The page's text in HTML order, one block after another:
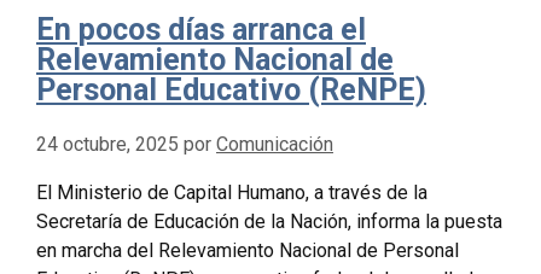
En pocos días arranca el
Relevamiento Nacional de
Personal Educativo (ReNPE)
24 octubre, 2025 por Comunicación
El Ministerio de Capital Humano, a través de la
Secretaría de Educación de la Nación, informa la puesta
en marcha del Relevamiento Nacional de Personal